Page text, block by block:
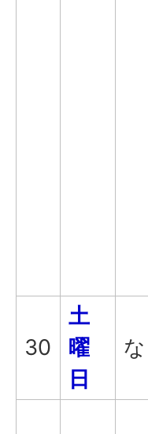
30
土
曜
日